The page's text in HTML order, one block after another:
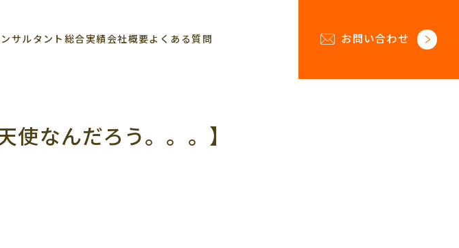
サルタント 総合実績会社概要よくある質問 お問い合わせ
使なんだろう。。。】